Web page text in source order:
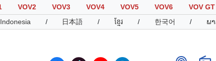
VOV2 VOV3 VOV4 VOV5 VOV6
VOV GT
/ 日本語 / ខ្មែរ / 한국어 / ພ